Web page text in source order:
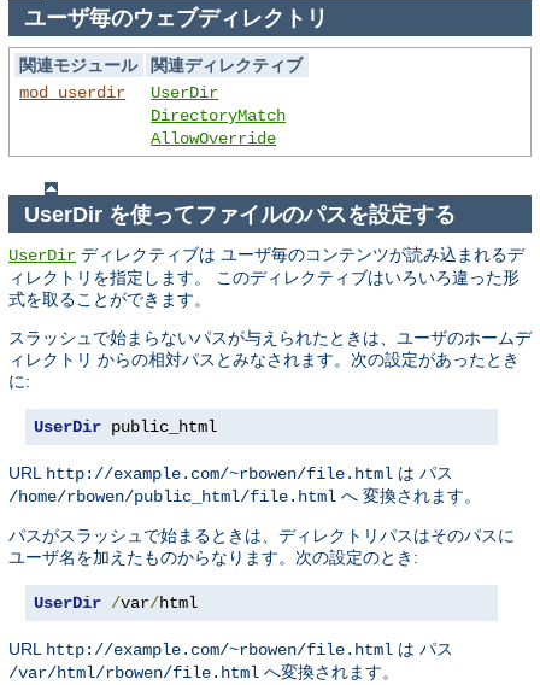
ユーザ毎のウェブディレクトリ
関連モジュール
関連ディレクティブ
mod_userdir
UserDir
DirectoryMatch
AllowOverride
UserDir を使ってファイルのパスを設定する
UserDir ディレクティブは ユーザ毎のコンテンツが読み込まれるデ
ィレクトリを指定します。 このディレクティブはいろいろ違った形
式を取ることができます。
スラッシュで始まらないパスが与えられたときは、ユーザのホームデ
ィレクトリ からの相対パスとみなされます。次の設定があったとき
に:
UserDir public_html
URL http://example.com/~rbowen/file.html は パス
/home/rbowen/public_html/file.html へ 変換されます。
パスがスラッシュで始まるときは、ディレクトリパスはそのパスに
ユーザ名を加えたものからなります。次の設定のとき:
UserDir /var/html
URL http://example.com/~rbowen/file.html は パス
/var/html/rbowen/file.html へ変換されます。